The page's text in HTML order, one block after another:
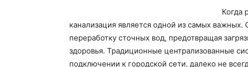
ремонта
Когда
канализация является одной из самых
переработку сточных вод, предотвращая
здоровья. Традиционные централизованные
подключении к городской сети, далеко не